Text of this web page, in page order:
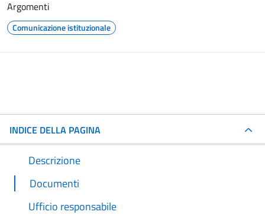
Argomenti
Comunicazione istituzionale
INDICE DELLA PAGINA
Descrizione
Documenti
Ufficio responsabile